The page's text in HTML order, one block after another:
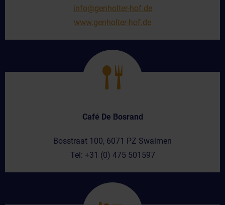
info@genholter-hof.de
www.genholter-hof.de
Café De Bosrand
Bosstraat 100, 6071 PZ Swalmen
Tel: +31 (0) 475 501597